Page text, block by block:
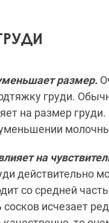
размер.
груди.
на размер
на
действительно
со средней
сосков исчезает